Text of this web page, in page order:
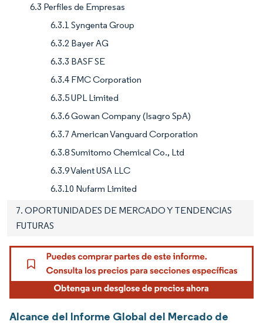
6.3 Perfiles de Empresas
6.3.1 Syngenta Group
6.3.2 Bayer AG
6.3.3 BASF SE
6.3.4 FMC Corporation
6.3.5 UPL Limited
6.3.6 Gowan Company (Isagro SpA)
6.3.7 American Vanguard Corporation
6.3.8 Sumitomo Chemical Co., Ltd
6.3.9 Valent USA LLC
6.3.10 Nufarm Limited
7. OPORTUNIDADES DE MERCADO Y TENDENCIAS
FUTURAS
Alcance del Informe Global del Mercado de